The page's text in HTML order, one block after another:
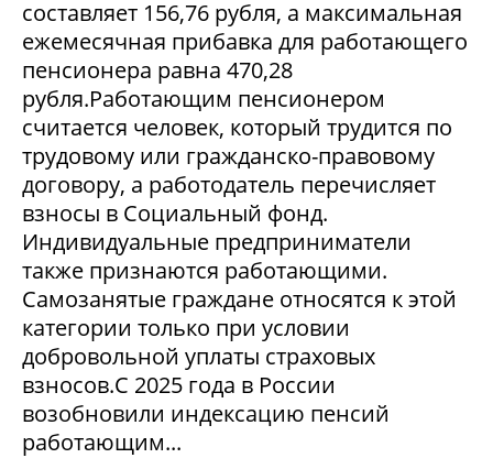
составляет 156,76 рубля, а максимальная
ежемесячная прибавка для работающего
пенсионера равна 470,28
рубля.Работающим пенсионером
считается человек, который трудится по
трудовому или гражданско-правовому
договору, а работодатель перечисляет
взносы в Социальный фонд.
Индивидуальные предприниматели
также признаются работающими.
Самозанятые граждане относятся к этой
категории только при условии
добровольной уплаты страховых
взносов.С 2025 года в России
возобновили индексацию пенсий
работающим...